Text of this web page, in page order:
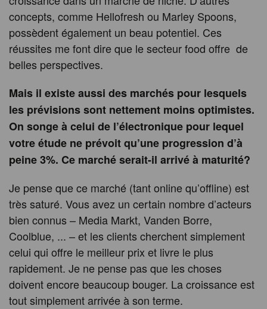
concepts, comme Hellofresh ou Marley Spoons,
possèdent également un beau potentiel. Ces
réussites me font dire que le secteur food offre de
belles perspectives.
Mais il existe aussi des marchés pour lesquels
les prévisions sont nettement moins optimistes.
On songe à celui de l’électronique pour lequel
votre étude ne prévoit qu’une progression d’à
peine 3%. Ce marché serait-il arrivé à maturité?
Je pense que ce marché (tant online qu’offline) est
très saturé. Vous avez un certain nombre d’acteurs
bien connus – Media Markt, Vanden Borre,
Coolblue, ... – et les clients cherchent simplement
celui qui offre le meilleur prix et livre le plus
rapidement. Je ne pense pas que les choses
doivent encore beaucoup bouger. La croissance est
tout simplement arrivée à son terme.